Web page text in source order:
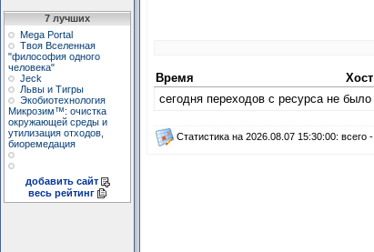
7 лучших
Mega Portal
Твоя Вселенная
"философия одного
человека"
Jeck
Львы и Тигры
Экобиотехнология
Микрозим™: очистка
окружающей среды и
утилизация отходов,
биоремедация
добавить сайт
весь рейтинг
Время Хост
сегодня переходов с ресурса не было
Статистика на 2026.08.07 15:30:00: всего -